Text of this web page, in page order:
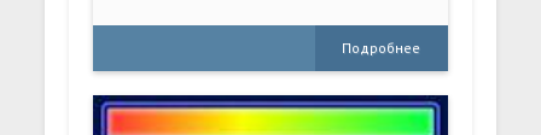
Подробнее